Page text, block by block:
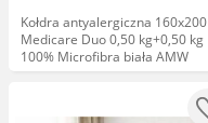
Kołdra antyalergiczna 160x200
Medicare Duo 0,50 kg+0,50 kg
100% Microfibra biała AMW